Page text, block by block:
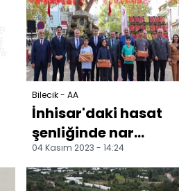
Bilecik - AA
İnhisar'daki hasat
şenliğinde nar
dizme ve nar suyu
sıkma yarışmaları
04 Kasım 2023 - 14:24